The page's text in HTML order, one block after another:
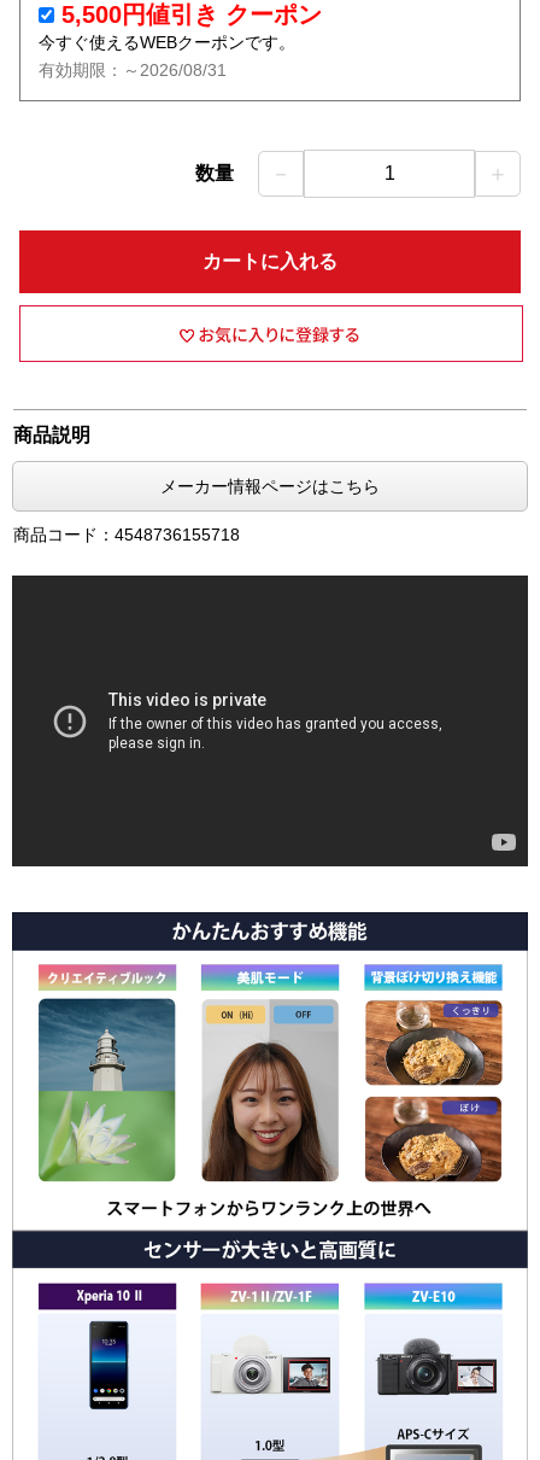
5,500円値引き クーポン
今すぐ使えるWEBクーポンです。
有効期限：～2026/08/31
数量 － 1 ＋
カートに入れる
商品説明
メーカー情報ページはこちら
商品コード：4548736155718